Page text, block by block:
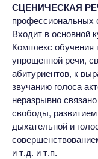
СЦЕНИЧЕСКАЯ
профессиональных
Входит в основной
Комплекс обучения
упрощенной речи,
абитуриентов, к
звучанию голоса
неразрывно
свободы,
дыхательной и
и т.д. и т.п.